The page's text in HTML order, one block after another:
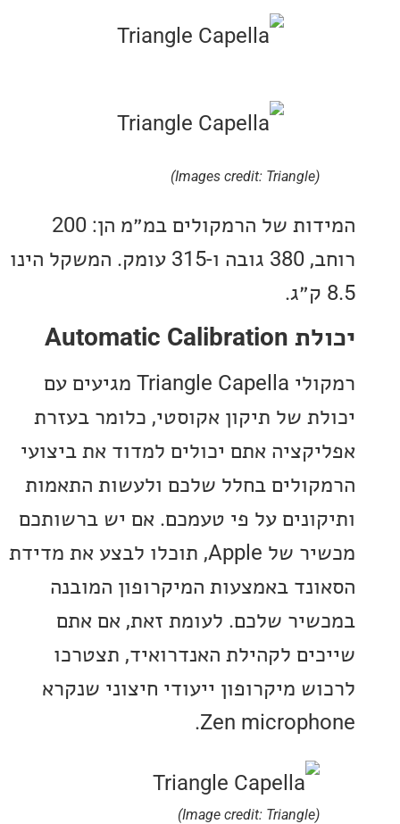
המידות של הרמקולים במ״מ הן: 200
רוחב, 380 גובה ו-315 עומק. המשקל הינו
רמקולי Triangle Capella מגיעים עם
של תיקון אקוסטי, כלומר בעזרת
אתם יכולים למדוד את ביצועי
בחלל שלכם ולעשות התאמות
על פי טעמכם. אם יש ברשותכם
מכשיר של Apple, תוכלו לבצע את מדידת
באמצעות המיקרופון המובנה
שלכם. לעומת זאת, אם אתם
לקהילת האנדרואיד, תצטרכו
מיקרופון ייעודי חיצוני שנקרא
Zen